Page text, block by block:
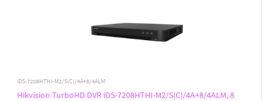
iDS-7208HTHI-M2/S(C)/4A+8/4ALM
Hikvision TurboHD DVR iDS-7208HTHI-M2/S(C)/4A+8/4ALM, 8